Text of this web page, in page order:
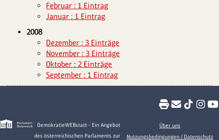
Februar : 1 Eintrag
Januar : 1 Eintrag
2008
Dezember : 3 Einträge
November : 3 Einträge
Oktober : 2 Einträge
September : 1 Eintrag
DemokratieWEBstatt - Ein Angebot
des österreichischen Parlaments zur
Über uns
Nutzungsbedingungen / Datenschutz